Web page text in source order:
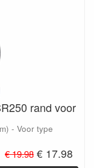
rand voor
- Voor type
€ 19.98 € 17.98